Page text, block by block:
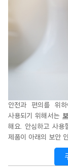
안전과 편의를 위
사용되기 위해서는
해요. 안심하고 사용
제품이 아래의 보안